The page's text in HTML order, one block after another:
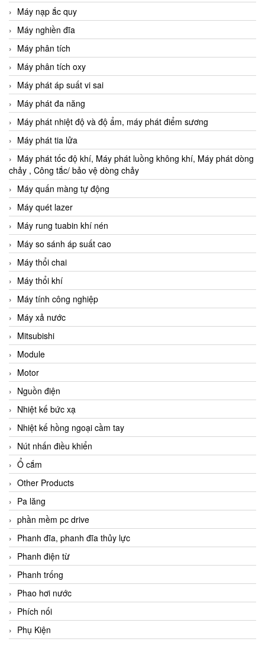
Máy nạp ắc quy
Máy nghiền đĩa
Máy phân tích
Máy phân tích oxy
Máy phát áp suất vi sai
Máy phát đa năng
Máy phát nhiệt độ và độ ẩm, máy phát điểm sương
Máy phát tia lửa
Máy phát tốc độ khí, Máy phát luồng không khí, Máy phát dòng
chảy , Công tắc/ bảo vệ dòng chảy
Máy quấn màng tự động
Máy quét lazer
Máy rung tuabin khí nén
Máy so sánh áp suất cao
Máy thổi chai
Máy thổi khí
Máy tính công nghiệp
Máy xả nước
Mitsubishi
Module
Motor
Nguồn điện
Nhiệt kế bức xạ
Nhiệt kế hồng ngoại cầm tay
Nút nhấn điều khiển
Ổ cắm
Other Products
Pa lăng
phần mềm pc drive
Phanh đĩa, phanh đĩa thủy lực
Phanh điện từ
Phanh trống
Phao hơi nước
Phích nối
Phụ Kiện